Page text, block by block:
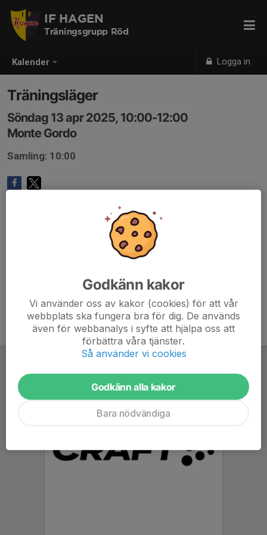
Kalender Logga in
IF HAGEN
Träningsgrupp Röd
Träningsläger
Söndag 13 apr 2025, 10:00-12:00
Monte Gordo
Samling: 10:00
Godkänn kakor
Vi använder oss av kakor (cookies) för att vår
webbplats ska fungera bra för dig. De används
även för webbanalys i syfte att hjälpa oss att
förbättra våra tjänster.
Så använder vi cookies
Godkänn alla kakor
Bara nödvändiga